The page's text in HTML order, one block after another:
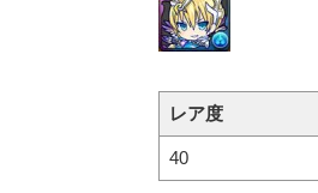
レア度
40